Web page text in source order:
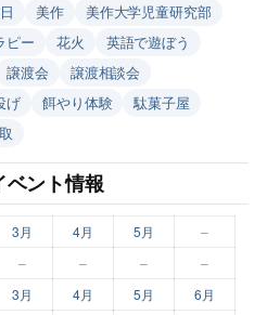
美作
美作大学児童研究部
ピー 花火
英語で遊ぼう
譲渡会
譲渡相談会
げ 餌やり体験
駄菓子屋
ベント情報
3月 4月 5月
–
– – – –
3月 4月 5月
6月